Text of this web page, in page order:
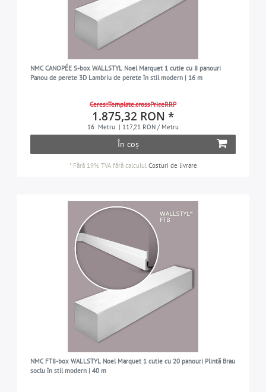
NMC CANOPÉE S-box WALLSTYL Noel Marquet 1 cutie cu 8 panouri
Panou de perete 3D Lambriu de perete în stil modern | 16 m
Ceres::Template.crossPriceRRP
1.875,32 RON *
16 Metru | 117,21 RON / Metru
În coș
* Fără 19% TVAfără calculul Costuri de livrare
NMC FT8-box WALLSTYL Noel Marquet 1 cutie cu 20 panouri Plintă Brau
soclu în stil modern | 40 m